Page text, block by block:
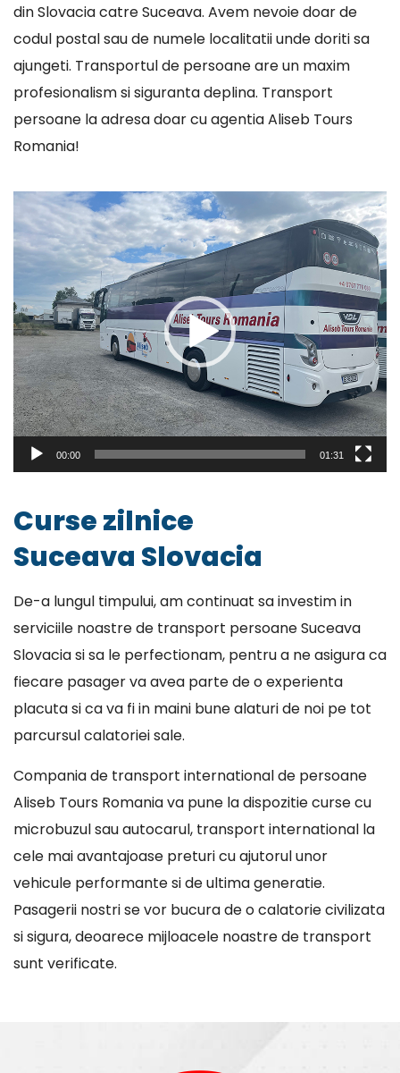
din Slovacia catre Suceava. Avem nevoie doar de
codul postal sau de numele localitatii unde doriti sa
ajungeti. Transportul de persoane are un maxim
profesionalism si siguranta deplina. Transport
persoane la adresa doar cu agentia Aliseb Tours
Romania!
Player
video
00:00 01:31
Curse zilnice
Suceava Slovacia
De-a lungul timpului, am continuat sa investim in
serviciile noastre de transport persoane Suceava
Slovacia si sa le perfectionam, pentru a ne asigura ca
fiecare pasager va avea parte de o experienta
placuta si ca va fi in maini bune alaturi de noi pe tot
parcursul calatoriei sale.
Compania de transport international de persoane
Aliseb Tours Romania va pune la dispozitie curse cu
microbuzul sau autocarul, transport international la
cele mai avantajoase preturi cu ajutorul unor
vehicule performante si de ultima generatie.
Pasagerii nostri se vor bucura de o calatorie civilizata
si sigura, deoarece mijloacele noastre de transport
sunt verificate.